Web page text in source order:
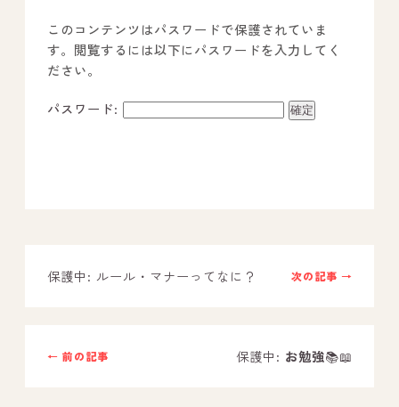
事業所のご案内
－ オールピース宗像事業所
－ オールピース福津事業所
スタッフブログ
－ 福津事業所のブログ
このコンテンツはパスワードで保護されていま
す。閲覧するには以下にパスワードを入力してく
ださい。
パスワード:
次の記事 →
保護中: ルール・マナーってなに？
← 前の記事 保護中: お勉強📚📖